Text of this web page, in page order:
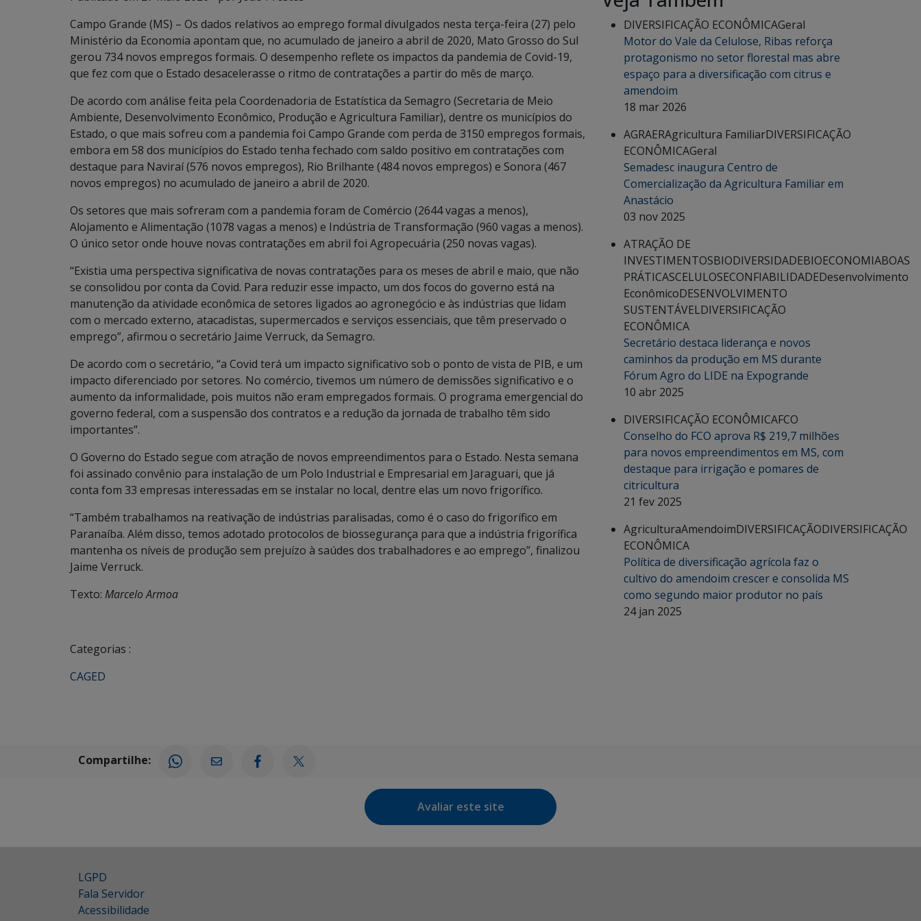
Campo Grande (MS) – Os dados relativos ao emprego formal divulgados nesta terça-feira (27) pelo
Ministério da Economia apontam que, no acumulado de janeiro a abril de 2020, Mato Grosso do Sul
gerou 734 novos empregos formais. O desempenho reflete os impactos da pandemia de Covid-19,
que fez com que o Estado desacelerasse o ritmo de contratações a partir do mês de março.
De acordo com análise feita pela Coordenadoria de Estatística da Semagro (Secretaria de Meio
Ambiente, Desenvolvimento Econômico, Produção e Agricultura Familiar), dentre os municípios do
Estado, o que mais sofreu com a pandemia foi Campo Grande com perda de 3150 empregos formais,
embora em 58 dos municípios do Estado tenha fechado com saldo positivo em contratações com
destaque para Naviraí (576 novos empregos), Rio Brilhante (484 novos empregos) e Sonora (467
novos empregos) no acumulado de janeiro a abril de 2020.
Os setores que mais sofreram com a pandemia foram de Comércio (2644 vagas a menos),
Alojamento e Alimentação (1078 vagas a menos) e Indústria de Transformação (960 vagas a menos).
O único setor onde houve novas contratações em abril foi Agropecuária (250 novas vagas).
“Existia uma perspectiva significativa de novas contratações para os meses de abril e maio, que não
se consolidou por conta da Covid. Para reduzir esse impacto, um dos focos do governo está na
manutenção da atividade econômica de setores ligados ao agronegócio e às indústrias que lidam
com o mercado externo, atacadistas, supermercados e serviços essenciais, que têm preservado o
emprego”, afirmou o secretário Jaime Verruck, da Semagro.
De acordo com o secretário, “a Covid terá um impacto significativo sob o ponto de vista de PIB, e um
impacto diferenciado por setores. No comércio, tivemos um número de demissões significativo e o
aumento da informalidade, pois muitos não eram empregados formais. O programa emergencial do
governo federal, com a suspensão dos contratos e a redução da jornada de trabalho têm sido
importantes”.
O Governo do Estado segue com atração de novos empreendimentos para o Estado. Nesta semana
foi assinado convênio para instalação de um Polo Industrial e Empresarial em Jaraguari, que já
conta fom 33 empresas interessadas em se instalar no local, dentre elas um novo frigorífico.
“Também trabalhamos na reativação de indústrias paralisadas, como é o caso do frigorífico em
Paranaíba. Além disso, temos adotado protocolos de biossegurança para que a indústria frigorífica
mantenha os níveis de produção sem prejuízo à saúdes dos trabalhadores e ao emprego”, finalizou
Jaime Verruck.
Texto: Marcelo Armoa
Categorias :
CAGED
DIVERSIFICAÇÃO ECONÔMICAGeral
Motor do Vale da Celulose, Ribas reforça
protagonismo no setor florestal mas abre
espaço para a diversificação com citrus e
amendoim
18 mar 2026
AGRAERAgricultura FamiliarDIVERSIFICAÇÃO
ECONÔMICAGeral
Semadesc inaugura Centro de
Comercialização da Agricultura Familiar em
Anastácio
03 nov 2025
ATRAÇÃO DE
INVESTIMENTOSBIODIVERSIDADEBIOECONOMIABOAS
PRÁTICASCELULOSECONFIABILIDADEDesenvolvimento
EconômicoDESENVOLVIMENTO
SUSTENTÁVELDIVERSIFICAÇÃO
ECONÔMICA
Secretário destaca liderança e novos
caminhos da produção em MS durante
Fórum Agro do LIDE na Expogrande
10 abr 2025
DIVERSIFICAÇÃO ECONÔMICAFCO
Conselho do FCO aprova R$ 219,7 milhões
para novos empreendimentos em MS, com
destaque para irrigação e pomares de
citricultura
21 fev 2025
AgriculturaAmendoimDIVERSIFICAÇÃODIVERSIFICAÇÃO
ECONÔMICA
Política de diversificação agrícola faz o
cultivo do amendoim crescer e consolida MS
como segundo maior produtor no país
24 jan 2025
Compartilhe:
Avaliar este site
LGPD
Fala Servidor
Acessibilidade